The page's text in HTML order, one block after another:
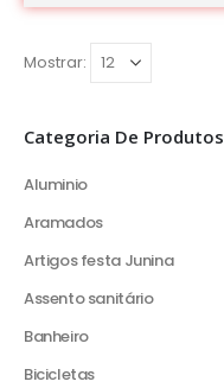
Mostrar:
Categoria De Produtos
Aluminio
Aramados
Artigos festa Junina
Assento sanitário
Banheiro
Bicicletas